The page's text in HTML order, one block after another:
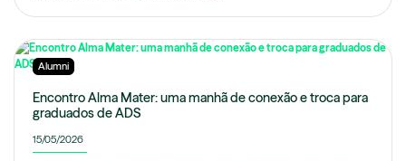
Alumni
Encontro Alma Mater: uma manhã de conexão e troca para
graduados de ADS
15/05/2026